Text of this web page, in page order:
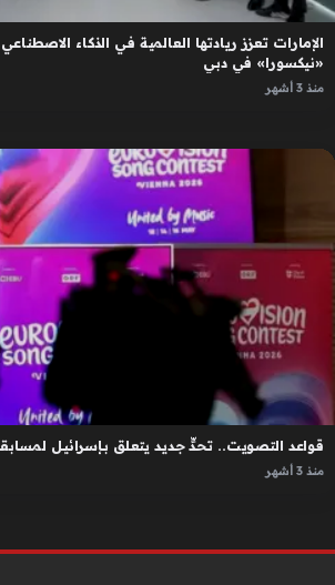
الإمارات تعزز ريادتها العالمية في الذكاء
«نيكسورا» في دبي
منذ 3 أشهر
قواعد التصويت.. تحدٍّ جديد يتعلق بإسرائيل
منذ 3 أشهر